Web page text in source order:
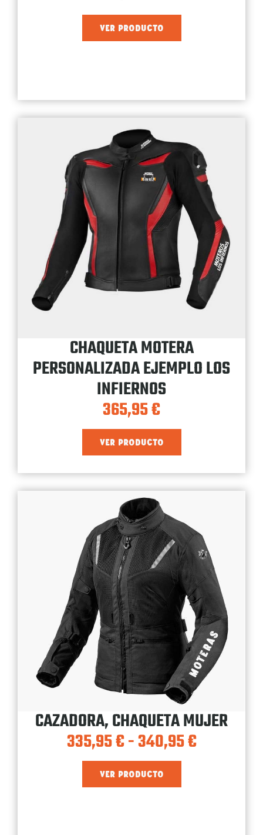
VER PRODUCTO
CHAQUETA MOTERA
PERSONALIZADA EJEMPLO LOS
INFIERNOS
365,95€
VER PRODUCTO
CAZADORA, CHAQUETA MUJER
335,95€-340,95€
VER PRODUCTO